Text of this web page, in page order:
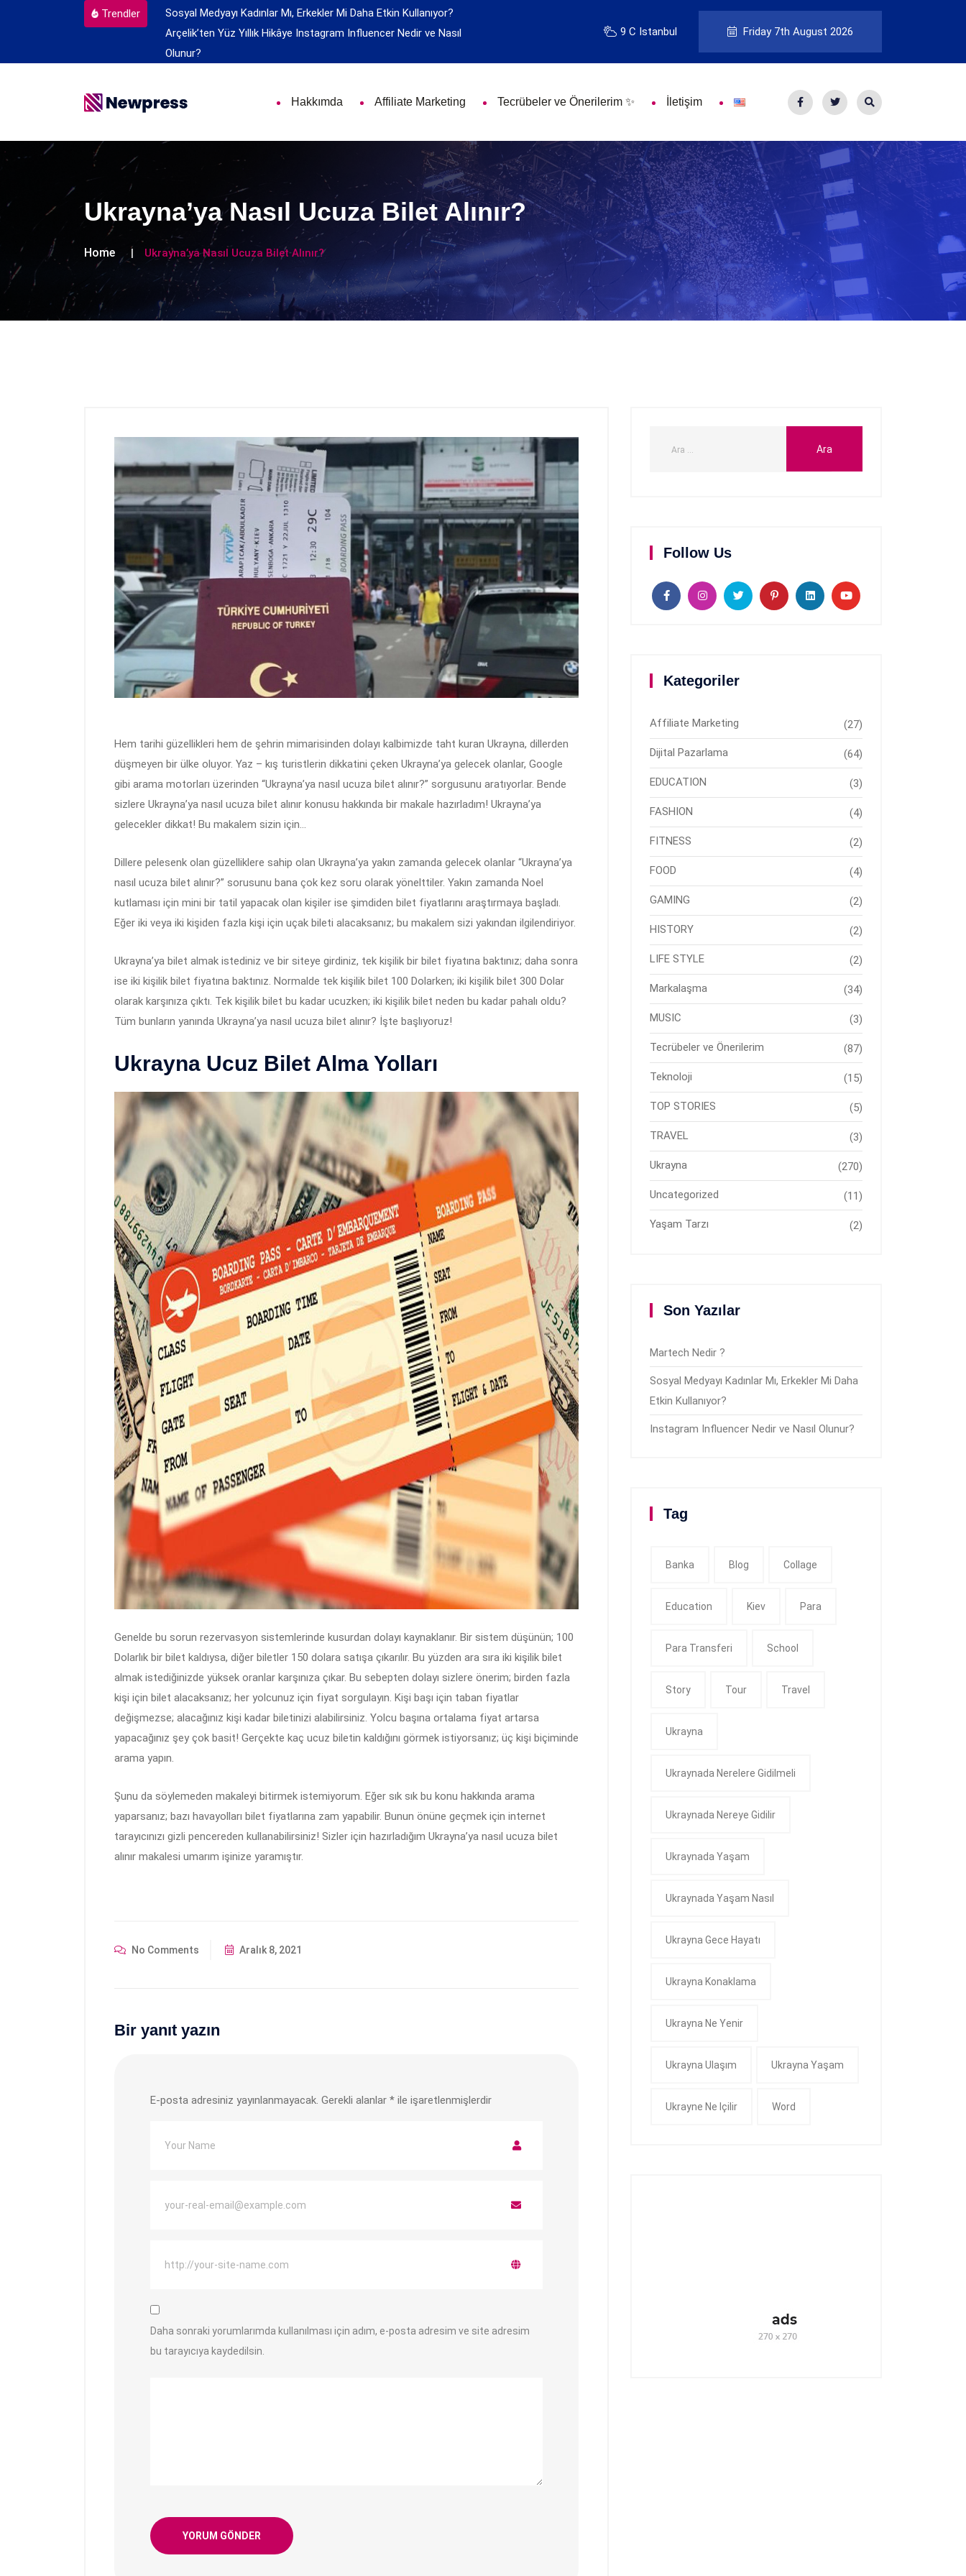
Trendler
Sosyal Medyayı Kadınlar Mı, Erkekler Mi Daha Etkin Kullanıyor?
Arçelik’ten Yüz Yıllık Hikâye Instagram Influencer Nedir ve Nasıl
Olunur?
9 C Istanbul Friday 7th August 2026
Hakkımda Affiliate Marketing Tecrübeler ve Önerilerim ✨ İletişim
Ukrayna’ya Nasıl Ucuza Bilet Alınır?
Home Ukrayna’ya Nasıl Ucuza Bilet Alınır?
Hem tarihi güzellikleri hem de şehrin mimarisinden dolayı kalbimizde taht kuran Ukrayna, dillerden
düşmeyen bir ülke oluyor. Yaz – kış turistlerin dikkatini çeken Ukrayna’ya gelecek olanlar, Google
gibi arama motorları üzerinden “Ukrayna’ya nasıl ucuza bilet alınır?” sorgusunu aratıyorlar. Bende
sizlere Ukrayna’ya nasıl ucuza bilet alınır konusu hakkında bir makale hazırladım! Ukrayna’ya
gelecekler dikkat! Bu makalem sizin için…
Dillere pelesenk olan güzelliklere sahip olan Ukrayna’ya yakın zamanda gelecek olanlar “Ukrayna’ya
nasıl ucuza bilet alınır?” sorusunu bana çok kez soru olarak yönelttiler. Yakın zamanda Noel
kutlaması için mini bir tatil yapacak olan kişiler ise şimdiden bilet fiyatlarını araştırmaya başladı.
Eğer iki veya iki kişiden fazla kişi için uçak bileti alacaksanız; bu makalem sizi yakından ilgilendiriyor.
Ukrayna’ya bilet almak istediniz ve bir siteye girdiniz, tek kişilik bir bilet fiyatına baktınız; daha sonra
ise iki kişilik bilet fiyatına baktınız. Normalde tek kişilik bilet 100 Dolarken; iki kişilik bilet 300 Dolar
olarak karşınıza çıktı. Tek kişilik bilet bu kadar ucuzken; iki kişilik bilet neden bu kadar pahalı oldu?
Tüm bunların yanında Ukrayna’ya nasıl ucuza bilet alınır? İşte başlıyoruz!
Ukrayna Ucuz Bilet Alma Yolları
Genelde bu sorun rezervasyon sistemlerinde kusurdan dolayı kaynaklanır. Bir sistem düşünün; 100
Dolarlık bir bilet kaldıysa, diğer biletler 150 dolara satışa çıkarılır. Bu yüzden ara sıra iki kişilik bilet
almak istediğinizde yüksek oranlar karşınıza çıkar. Bu sebepten dolayı sizlere önerim; birden fazla
kişi için bilet alacaksanız; her yolcunuz için fiyat sorgulayın. Kişi başı için taban fiyatlar
değişmezse; alacağınız kişi kadar biletinizi alabilirsiniz. Yolcu başına ortalama fiyat artarsa
yapacağınız şey çok basit! Gerçekte kaç ucuz biletin kaldığını görmek istiyorsanız; üç kişi biçiminde
arama yapın.
Şunu da söylemeden makaleyi bitirmek istemiyorum. Eğer sık sık bu konu hakkında arama
yaparsanız; bazı havayolları bilet fiyatlarına zam yapabilir. Bunun önüne geçmek için internet
tarayıcınızı gizli pencereden kullanabilirsiniz! Sizler için hazırladığım Ukrayna’ya nasıl ucuza bilet
alınır makalesi umarım işinize yaramıştır.
No Comments Aralık 8, 2021
Bir yanıt yazın
E-posta adresiniz yayınlanmayacak. Gerekli alanlar * ile işaretlenmişlerdir
Daha sonraki yorumlarımda kullanılması için adım, e-posta adresim ve site adresim
bu tarayıcıya kaydedilsin.
Follow Us
Kategoriler
Affiliate Marketing (27)
Dijital Pazarlama (64)
EDUCATION (3)
FASHION (4)
FITNESS (2)
FOOD (4)
GAMING (2)
HISTORY (2)
LIFE STYLE (2)
Markalaşma (34)
MUSIC (3)
Tecrübeler ve Önerilerim (87)
Teknoloji (15)
TOP STORIES (5)
TRAVEL (3)
Ukrayna (270)
Uncategorized (11)
Yaşam Tarzı (2)
Son Yazılar
Martech Nedir ?
Sosyal Medyayı Kadınlar Mı, Erkekler Mi Daha
Etkin Kullanıyor?
Instagram Influencer Nedir ve Nasıl Olunur?
Tag
Banka Blog Collage
Education Kiev Para
Para Transferi School
Story Tour Travel
Ukrayna
Ukraynada Nerelere Gidilmeli
Ukraynada Nereye Gidilir
Ukraynada Yaşam
Ukraynada Yaşam Nasıl
Ukrayna Gece Hayatı
Ukrayna Konaklama
Ukrayna Ne Yenir
Ukrayna Ulaşım Ukrayna Yaşam
Ukrayne Ne Içilir Word